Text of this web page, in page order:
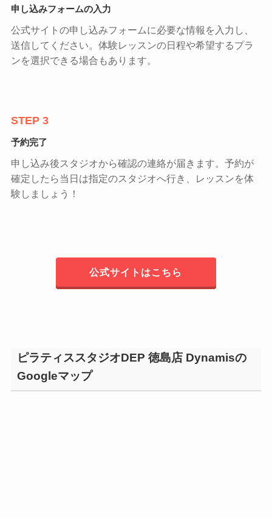
申し込みフォームの入力
公式サイトの申し込みフォームに必要な情報を入力し、
送信してください。体験レッスンの日程や希望するプラ
ンを選択できる場合もあります。
STEP 3
予約完了
申し込み後スタジオから確認の連絡が届きます。予約が
確定したら当日は指定のスタジオへ行き、レッスンを体
験しましょう！
公式サイトはこちら
ピラティススタジオDEP 徳島店 Dynamisの
Googleマップ